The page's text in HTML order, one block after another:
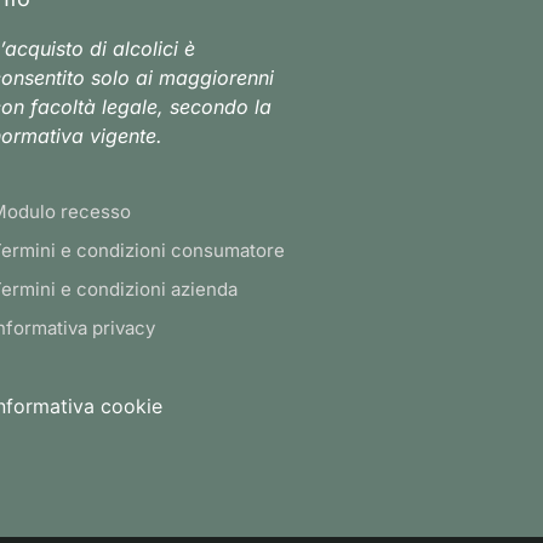
di alcolici è
solo ai maggiorenni
facoltà legale, secondo la
vigente.
recesso
e condizioni consumatore
e condizioni azienda
privacy
cookie